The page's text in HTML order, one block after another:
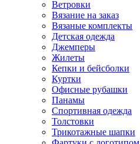
Ветровки
Вязание на заказ
Вязаные комплекты
Детская одежда
Джемперы
Жилеты
Кепки и бейсболки
Куртки
Офисные рубашки
Панамы
Спортивная одежда
Толстовки
Трикотажные шапки